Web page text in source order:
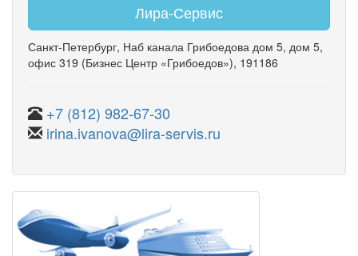
Лира-Сервис
Санкт-Петербург, Наб канала Грибоедова дом 5, дом 5,
офис 319 (Бизнес Центр «Грибоедов»), 191186
+7 (812) 982-67-30
irina.ivanova@lira-servis.ru